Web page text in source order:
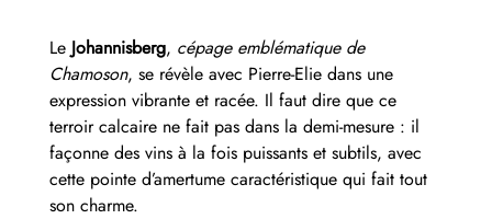
Le Johannisberg, cépage emblématique de
Chamoson, se révèle avec Pierre-Elie dans une
expression vibrante et racée. Il faut dire que ce
terroir calcaire ne fait pas dans la demi-mesure : il
façonne des vins à la fois puissants et subtils, avec
cette pointe d’amertume caractéristique qui fait tout
son charme.